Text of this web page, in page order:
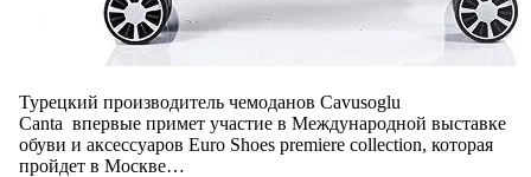
Турецкий производитель чемоданов Cavusoglu
Canta впервые примет участие в Международной выставке
обуви и аксессуаров Euro Shoes premiere collection, которая
пройдет в Москве…